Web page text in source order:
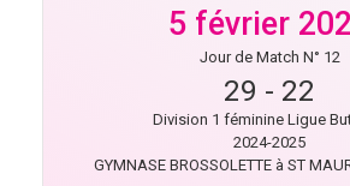
5 février
Jour de Match N° 12
29 - 22
Division 1 féminine Ligue
2024-2025
GYMNASE BROSSOLETTE à ST